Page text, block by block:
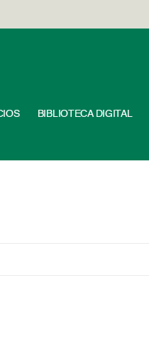
BIBLIOTECA DIGITAL